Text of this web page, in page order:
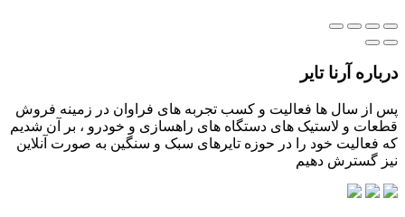
درباره آرنا تایر
پس از سال ها فعالیت و کسب تجربه های فراوان در زمینه فروش
قطعات و لاستیک های دستگاه های راهسازی و خودرو ، بر آن شدیم
که فعالیت خود را در حوزه تایرهای سبک و سنگین به صورت آنلاین
نیز گسترش دهیم